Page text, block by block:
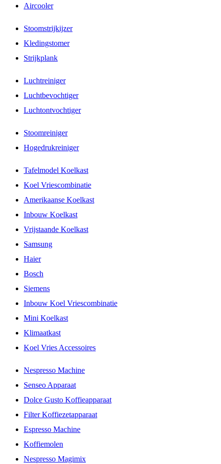
Aircooler
Stoomstrijkijzer
Kledingstomer
Strijkplank
Luchtreiniger
Luchtbevochtiger
Luchtontvochtiger
Stoomreiniger
Hogedrukreiniger
Tafelmodel Koelkast
Koel Vriescombinatie
Amerikaanse Koelkast
Inbouw Koelkast
Vrijstaande Koelkast
Samsung
Haier
Bosch
Siemens
Inbouw Koel Vriescombinatie
Mini Koelkast
Klimaatkast
Koel Vries Accessoires
Nespresso Machine
Senseo Apparaat
Dolce Gusto Koffieapparaat
Filter Koffiezetapparaat
Espresso Machine
Koffiemolen
Nespresso Magimix